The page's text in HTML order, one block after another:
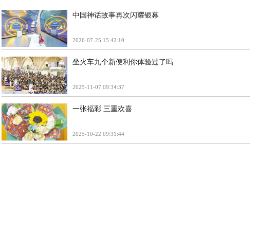
中国神话故事再次闪耀银幕
2026-07-25 15:42:10
坐火车九个新便利你体验过了吗
2025-11-07 09:34:37
一张福彩 三重欢喜
2025-10-22 09:31:44